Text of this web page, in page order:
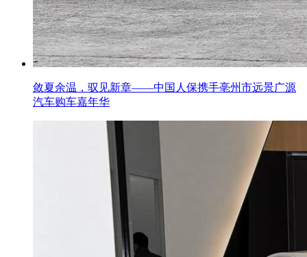
敛夏余温，驭见新章——中国人保携手亳州市远景广源
汽车购车嘉年华